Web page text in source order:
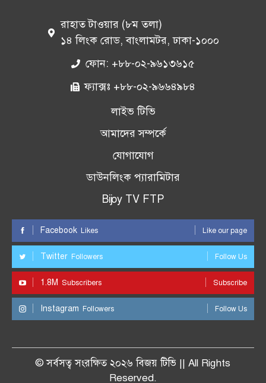
রাহাত টাওয়ার (৮ম তলা)
১৪ লিংক রোড, বাংলামটর, ঢাকা-১০০০
ফোন: +৮৮-০২-৯৬১৩৬১৫
ফ্যাক্সঃ +৮৮-০২-৯৬৬৪৯৮৪
লাইভ টিভি
আমাদের সম্পর্কে
যোগাযোগ
ডাউনলিংক প্যারামিটার
Bijoy TV FTP
Facebook Likes Like our page
Twitter Followers Follow Us
1.8M Subscribers Subscribe
Instagram Followers Follow Us
© সর্বসত্ব সংরক্ষিত ২০২৬ বিজয় টিভি || All Rights
Reserved.